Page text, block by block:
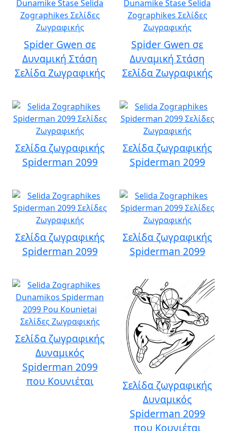
Spider Gwen σε
Δυναμική Στάση
Σελίδα Ζωγραφικής
Spider Gwen σε
Δυναμική Στάση
Σελίδα Ζωγραφικής
Σελίδα ζωγραφικής
Spiderman 2099
Σελίδα ζωγραφικής
Spiderman 2099
Σελίδα ζωγραφικής
Spiderman 2099
Σελίδα ζωγραφικής
Spiderman 2099
Σελίδα ζωγραφικής
Δυναμικός
Spiderman 2099
που Κουνιέται
Σελίδα ζωγραφικής
Δυναμικός
Spiderman 2099
που Κουνιέται